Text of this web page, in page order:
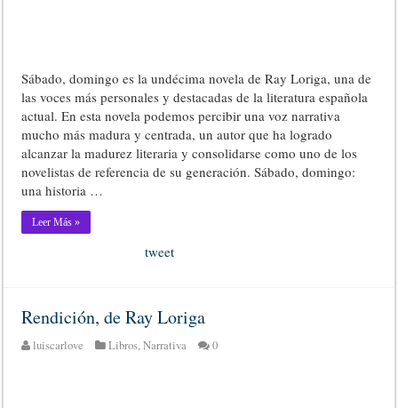
Sábado, domingo es la undécima novela de Ray Loriga, una de
las voces más personales y destacadas de la literatura española
actual. En esta novela podemos percibir una voz narrativa
mucho más madura y centrada, un autor que ha logrado
alcanzar la madurez literaria y consolidarse como uno de los
novelistas de referencia de su generación. Sábado, domingo:
una historia …
Leer Más »
tweet
Rendición, de Ray Loriga
luiscarlove Libros,Narrativa 0